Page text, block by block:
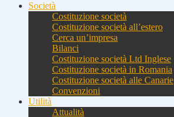
Società
Costituzione società
Costituzione società all’estero
Cerca un’impresa
Bilanci
Costituzione società Ltd Inglese
Costituzione società in Romania
Costituzione società alle Canarie
Convenzioni
Utilità
Attualità